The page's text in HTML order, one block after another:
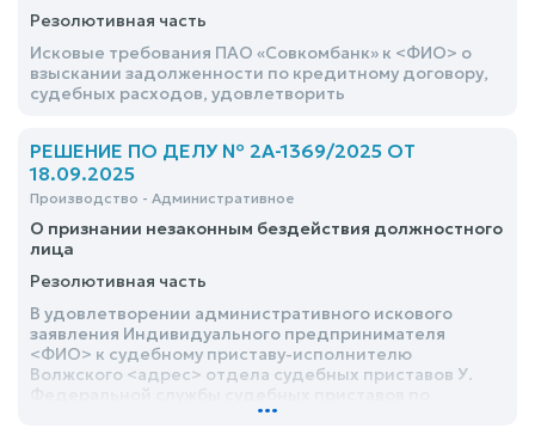
Резолютивная часть
Исковые требования ПАО «Совкомбанк» к <ФИО> о
взыскании задолженности по кредитному договору,
судебных расходов, удовлетворить
РЕШЕНИЕ ПО ДЕЛУ № 2А-1369/2025 ОТ
18.09.2025
Производство - Административное
О признании незаконным бездействия должностного
лица
Резолютивная часть
В удовлетворении административного искового
заявления Индивидуального предпринимателя
<ФИО> к судебному приставу-исполнителю
Волжского <адрес> отдела судебных приставов У.
Федеральной службы судебных приставов по
Республики Марий Эл <ФИО>, начальнику отдела –
...